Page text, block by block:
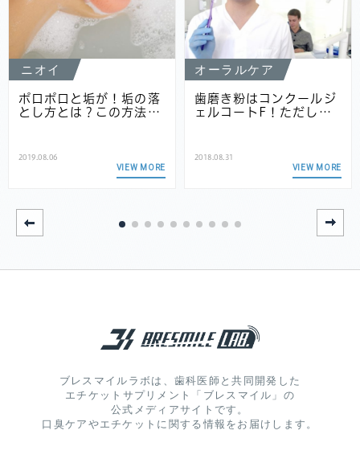
ニオイ
ポロポロと垢が！垢の落
とし方とは？この方法…
2019.08.06
VIEW MORE
オーラルケア
歯磨き粉はコンクールジ
ェルコートF！ただし…
2018.08.31
VIEW MORE
ブレスマイルラボは、歯科医師と共同開発した
エチケットサプリメント「ブレスマイル」の
公式メディアサイトです。
口臭ケアやエチケットに関する情報をお届けします。